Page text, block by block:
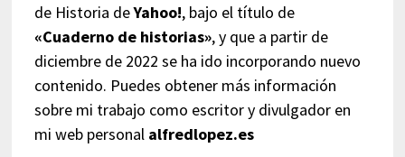
de Historia deYahoo!, bajo el título de
«Cuaderno de historias», y que a partir de
diciembre de 2022 se ha ido incorporando nuevo
contenido. Puedes obtener más información
sobre mi trabajo como escritor y divulgador en
mi web personal alfredlopez.es